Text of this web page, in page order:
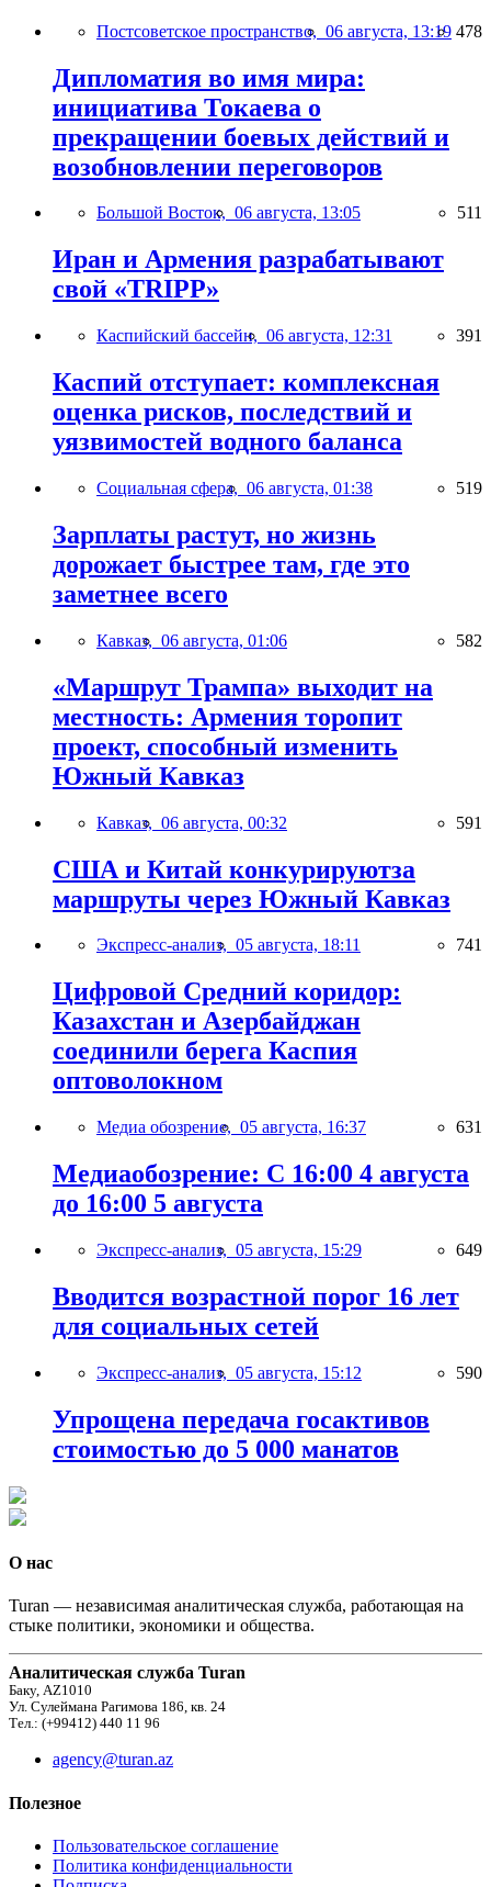
Постсоветское пространство, 06 августа, 13:19 478
Дипломатия во имя мира:
инициатива Токаева о
прекращении боевых действий и
возобновлении переговоров
Большой Восток, 06 августа, 13:05 511
Иран и Армения разрабатывают
свой «TRIPP»
Каспийский бассейн, 06 августа, 12:31 391
Каспий отступает: комплексная
оценка рисков, последствий и
уязвимостей водного баланса
Социальная сфера, 06 августа, 01:38 519
Зарплаты растут, но жизнь
дорожает быстрее там, где это
заметнее всего
Кавказ, 06 августа, 01:06 582
«Маршрут Трампа» выходит на
местность: Армения торопит
проект, способный изменить
Южный Кавказ
Кавказ, 06 августа, 00:32 591
США и Китай конкурируютза
маршруты через Южный Кавказ
Экспресс-анализ, 05 августа, 18:11 741
Цифровой Средний коридор:
Казахстан и Азербайджан
соединили берега Каспия
оптоволокном
Медиа обозрение, 05 августа, 16:37 631
Медиаобозрение: С 16:00 4 августа
до 16:00 5 августа
Экспресс-анализ, 05 августа, 15:29 649
Вводится возрастной порог 16 лет
для социальных сетей
Экспресс-анализ, 05 августа, 15:12 590
Упрощена передача госактивов
стоимостью до 5 000 манатов
О нас
Turan — независимая аналитическая служба, работающая на
стыке политики, экономики и общества.
Аналитическая служба Turan
Баку, AZ1010
Ул. Сулеймана Рагимова 186, кв. 24
Тел.: (+99412) 440 11 96
agency@turan.az
Полезное
Пользовательское соглашение
Политика конфиденциальности